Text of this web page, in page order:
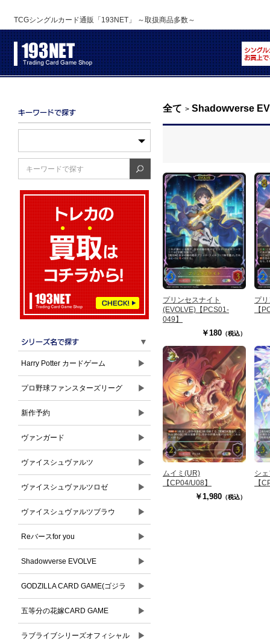
TCGシングルカード通販「193NET」 ～取扱商品多数～
▼
Harry Potter カードゲーム ▶
プロ野球ファンスターズリーグ ▶
新作予約 ▶
ヴァンガード ▶
ヴァイスシュヴァルツ ▶
ヴァイスシュヴァルツロゼ ▶
ヴァイスシュヴァルツブラウ ▶
Reバースfor you ▶
Shadowverse EVOLVE ▶
GODZILLA CARD GAME(ゴジラ
カードゲーム)
▶
五等分の花嫁CARD GAME ▶
ラブライブシリーズオフィシャル ▶
全て > Shadowverse
プリンセスナイト
(EVOLVE)【PCS01-
049】
￥180 （税込）
プ
【
ムイミ(UR)
【CP04/U08】
￥1,980 （税込）
シ
【